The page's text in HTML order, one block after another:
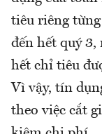
tiêu riêng
đến hết quý 3,
hết chỉ tiêu
Vì vậy, tín
theo việc cắt